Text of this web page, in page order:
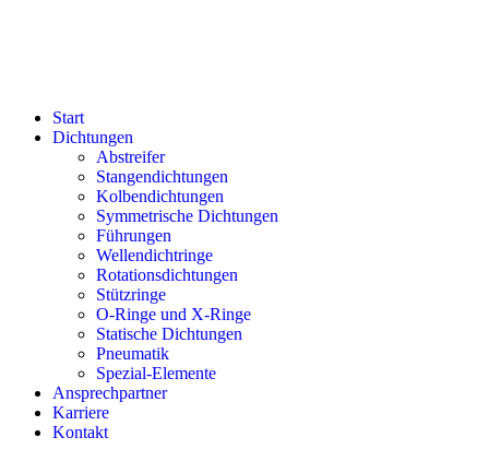
Start
Dichtungen
Abstreifer
Stangendichtungen
Kolbendichtungen
Symmetrische Dichtungen
Führungen
Wellendichtringe
Rotationsdichtungen
Stützringe
O-Ringe und X-Ringe
Statische Dichtungen
Pneumatik
Spezial-Elemente
Ansprechpartner
Karriere
Kontakt